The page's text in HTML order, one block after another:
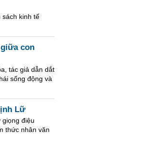
sách kinh tế
con
tác giả dẫn dắt
sống động và
Lữ
giọng điệu
thức nhân văn